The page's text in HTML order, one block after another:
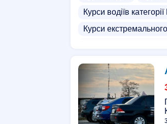
Курси водіїв категорії
Курси